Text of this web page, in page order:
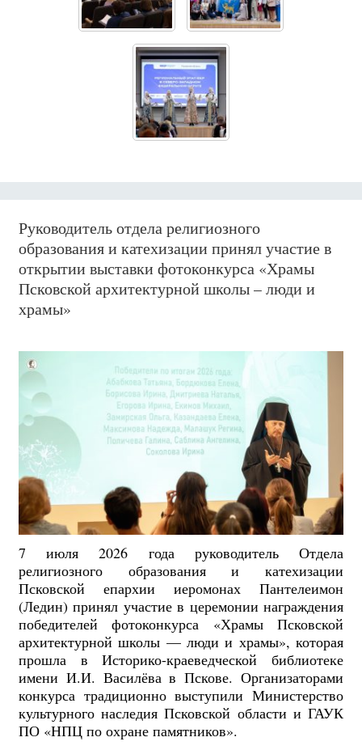
Руководитель отдела религиозного
образования и катехизации принял участие в
открытии выставки фотоконкурса «Храмы
Псковской архитектурной школы – люди и
храмы»
7 июля 2026 года руководитель Отдела
религиозного образования и катехизации
Псковской епархии иеромонах Пантелеимон
(Ледин) принял участие в церемонии награждения
победителей фотоконкурса «Храмы Псковской
архитектурной школы — люди и храмы», которая
прошла в Историко-краеведческой библиотеке
имени И.И. Василёва в Пскове. Организаторами
конкурса традиционно выступили Министерство
культурного наследия Псковской области и ГАУК
ПО «НПЦ по охране памятников».